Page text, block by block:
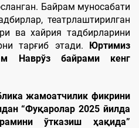
Байрам муносабати
театрлаштирилган
ва хайрия тадбирларини
тарғиб этади. Юртимиз
Наврўз байрами кенг
жамоатчилик фикрини
“Фуқаролар 2025 йилда
ўтказиш ҳақида”